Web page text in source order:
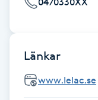
Hypnos
Hårborttagning
Länkar
www.lelac.se